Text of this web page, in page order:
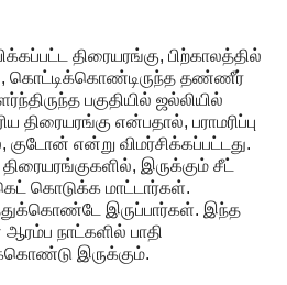
திரையரங்கு, பிற்காலத்தில்
கொட்டிக்கொண்டிருந்த தண்ணீர்
பகுதியில் ஜல்லியில்
திரையரங்கு என்பதால், பராமரிப்பு
குடோன் என்று விமர்சிக்கப்பட்டது.
இருக்கும் சீட்
கொடுக்க மாட்டார்கள்.
இருப்பார்கள். இந்த
ஆரம்ப நாட்களில் பாதி
இருக்கும்.